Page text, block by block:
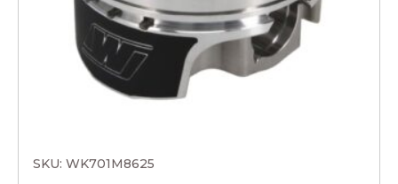
SKU: WK701M8625